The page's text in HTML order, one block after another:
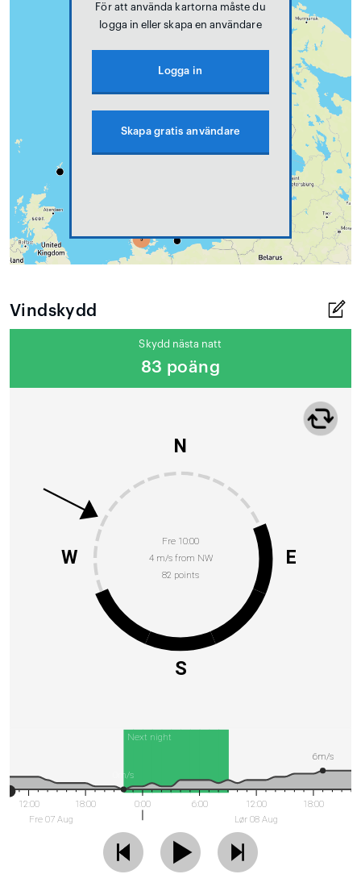
För att använda kartorna måste du
logga in eller skapa en användare
Logga in
Skapa gratis användare
Vindskydd
Skydd nästa natt
83 poäng
Fre 10:00
4 m/s from NW
82 points
N
E
S
W
Next night
12:00
Fre 07 Aug
18:00 0:00 6:00
12:00
Lør 08 Aug
18:00
6m/s
0m/s